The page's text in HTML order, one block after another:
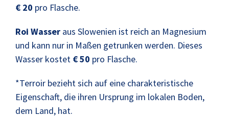
€ 20 pro Flasche.
Roi Wasser aus Slowenien ist reich an Magnesium
und kann nur in Maßen getrunken werden. Dieses
Wasser kostet € 50 pro Flasche.
*Terroir bezieht sich auf eine charakteristische
Eigenschaft, die ihren Ursprung im lokalen Boden,
dem Land, hat.